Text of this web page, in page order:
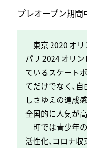
プレオープン期間
東京 2020 オリ
パリ 2024 オリ
ているスケート
てだけでなく、
しさゆえの達成
全国的に人気が
町では青少年
活性化、コロナ